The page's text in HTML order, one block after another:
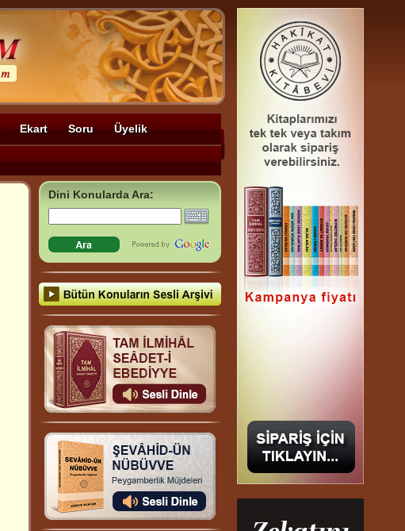
Ekart Soru Üyelik
Dini Konularda Ara: